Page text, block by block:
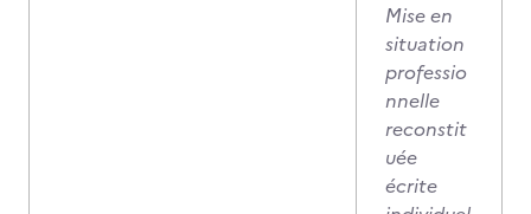
Mise en
situation
professio
nnelle
reconstit
uée
écrite